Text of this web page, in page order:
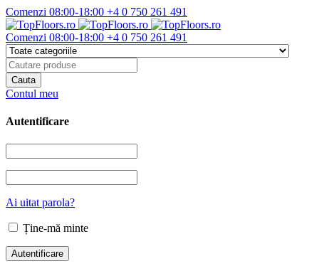
Comenzi 08:00-18:00 +4 0 750 261 491
Comenzi 08:00-18:00 +4 0 750 261 491
Contul meu
Autentificare
Ai uitat parola?
Ține-mă minte